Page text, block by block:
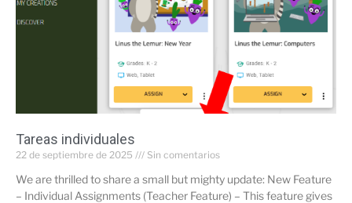
Tareas individuales
22 de septiembre de 2025 Sin comentarios
We are thrilled to share a small but mighty update: New Feature
– Individual Assignments (Teacher Feature) – This feature gives